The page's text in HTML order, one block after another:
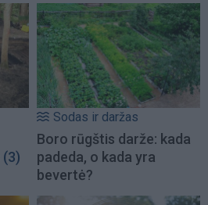
(3)
Sodas ir daržas
Boro rūgštis darže: kada
padeda, o kada yra
bevertė?